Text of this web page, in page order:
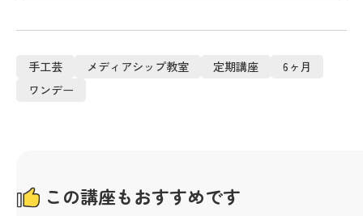
手工芸 メディアシップ教室 定期講座
6ヶ月
ワンデー
この講座もおすすめです